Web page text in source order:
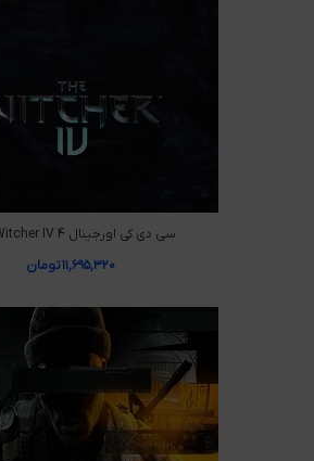
سی دی کی اورجینال The Witcher IV 4
۱۱,۶۹۵,۳۲۰تومان